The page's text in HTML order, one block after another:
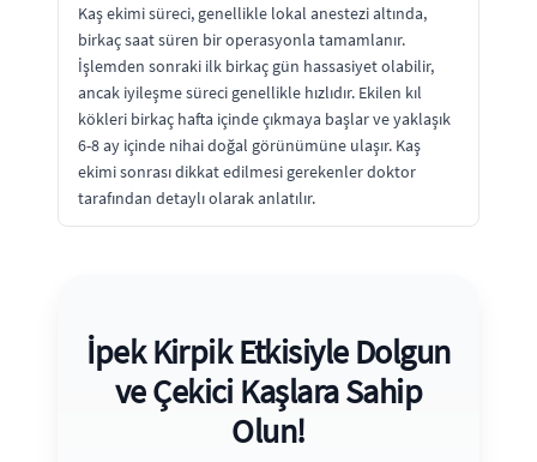
Kaş ekimi süreci, genellikle lokal anestezi altında,
birkaç saat süren bir operasyonla tamamlanır.
İşlemden sonraki ilk birkaç gün hassasiyet olabilir,
ancak iyileşme süreci genellikle hızlıdır. Ekilen kıl
kökleri birkaç hafta içinde çıkmaya başlar ve yaklaşık
6-8 ay içinde nihai doğal görünümüne ulaşır. Kaş
ekimi sonrası dikkat edilmesi gerekenler doktor
tarafından detaylı olarak anlatılır.
İpek Kirpik Etkisiyle Dolgun
ve Çekici Kaşlara Sahip
Olun!